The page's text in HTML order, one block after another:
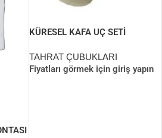
KÜRESEL KAFA UÇ SETİ
TAHRAT ÇUBUKLARI
Fiyatları görmek için giriş yapın